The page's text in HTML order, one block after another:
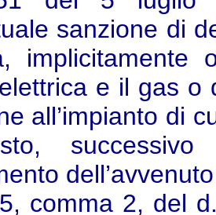
sanzione di
implicitamente
e il gas
all’impianto di
comma 2, del